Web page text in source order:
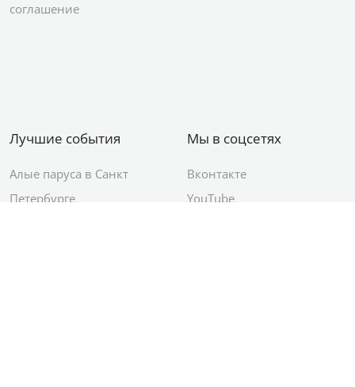
соглашение
Лучшие события
Алые паруса в Санкт
Петербурге
Мы в соцсетях
Вконтакте
YouTube